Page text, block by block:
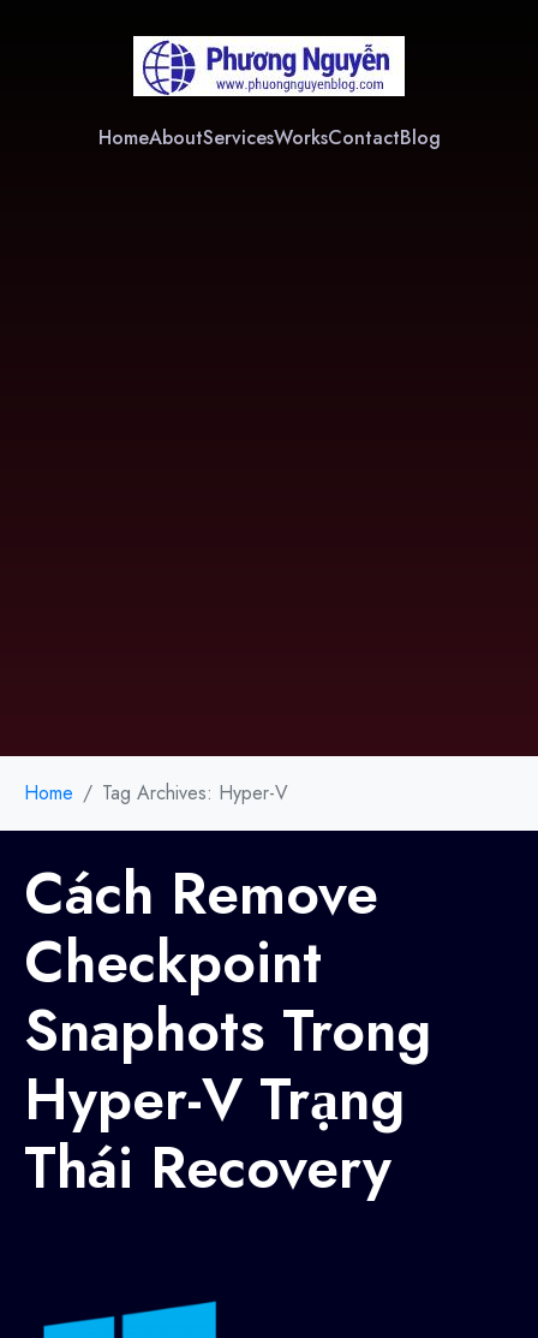
HomeAboutServicesWorksContactBlog
Home Tag Archives: Hyper-V
Cách Remove
Checkpoint
Snaphots Trong
Hyper-V Trạng
Thái Recovery